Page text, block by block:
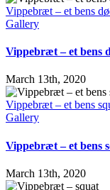
Vippebræt – et bens
Gallery
Vippebræt – et bens
March 13th, 2020
Vippebræt – et bens
Gallery
Vippebræt – et bens
March 13th, 2020